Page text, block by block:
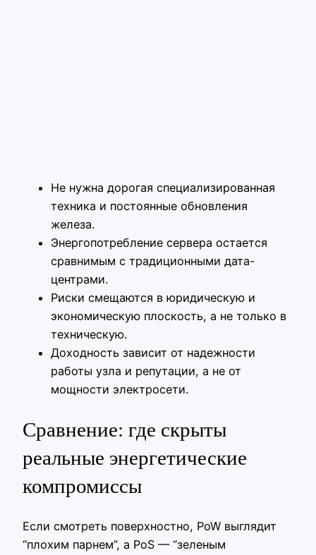
Не нужна дорогая специализированная
техника и постоянные обновления
железа.
Энергопотребление сервера остается
сравнимым с традиционными дата-
центрами.
Риски смещаются в юридическую и
экономическую плоскость, а не только в
техническую.
Доходность зависит от надежности
работы узла и репутации, а не от
мощности электросети.
Сравнение: где скрыты
реальные энергетические
компромиссы
Если смотреть поверхностно, PoW выглядит
“плохим парнем”, а PoS — “зеленым